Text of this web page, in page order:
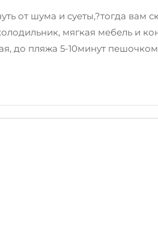
от шума и суеты,?тогда вам
мягкая мебель и
до пляжа 5-10минут